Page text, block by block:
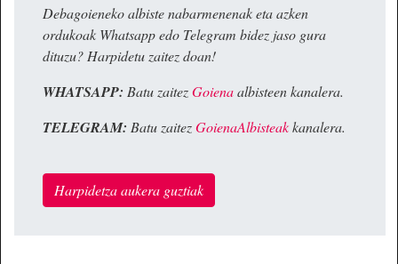
Debagoieneko albiste nabarmenenak eta azken
ordukoak Whatsapp edo Telegram bidez jaso gura
dituzu? Harpidetu zaitez doan!
WHATSAPP: Batu zaitezGoienaalbisteen kanalera.
TELEGRAM: Batu zaitezGoienaAlbisteakkanalera.
Harpidetza aukera guztiak